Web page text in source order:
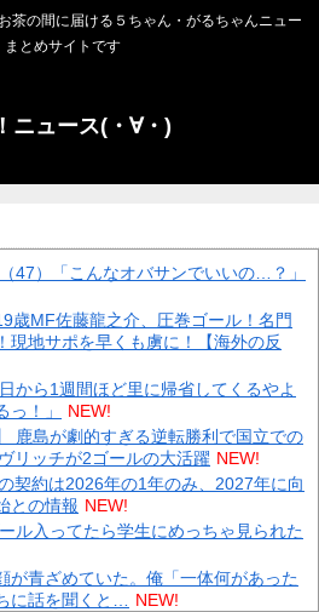
茶の間に届ける５ちゃん・がるちゃんニュー
まとめサイトです
ニュース(・∀・)
47）「こんなオバサンでいいの…？」
歳MF佐藤龍之介、圧巻ゴール！名門
現地サポを早くも虜に！【海外の反
から1週間ほど里に帰省してくるやよ
！」
NEW!
鹿島が劇的すぎる逆転勝利で国立での
リッチが2ゴールの大活躍 NEW!
契約は2026年の1年のみ、2027年に向
との情報 NEW!
ル入ってたら学生にめっちゃ見られた
が青ざめていた。俺「一体何があった
に話を聞くと… NEW!